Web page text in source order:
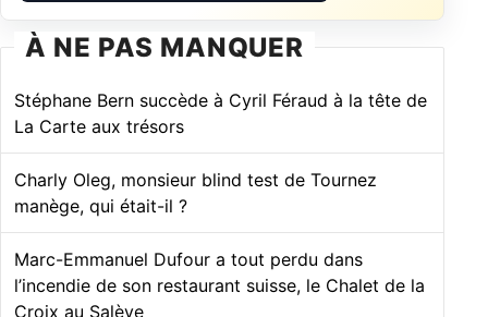
À NE PAS MANQUER
Stéphane Bern succède à Cyril Féraud à la tête de
La Carte aux trésors
Charly Oleg, monsieur blind test de Tournez
manège, qui était-il ?
Marc-Emmanuel Dufour a tout perdu dans
l’incendie de son restaurant suisse, le Chalet de la
Croix au Salève